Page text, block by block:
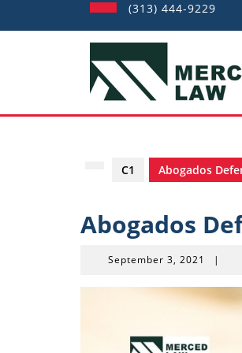
(313) 444-9229
C1 Abogados
Abogados
September 3, 2021
2021
|